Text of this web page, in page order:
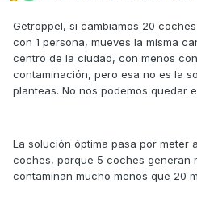
Getroppel, si cambiamos 20
con 1 persona, mueves la misma
centro de la ciudad, con menos
contaminación, pero esa no es la
planteas. No nos podemos quedar
La solución óptima pasa por meter
coches, porque 5 coches generan
contaminan mucho menos que 20